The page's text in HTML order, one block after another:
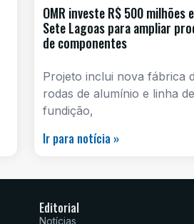
OMR investe R$ 500 milhões
Sete Lagoas para ampliar
de componentes
Projeto inclui nova fábrica
rodas de alumínio e linha de
fundição,
Ir para notícia »
Editorial
Notícias